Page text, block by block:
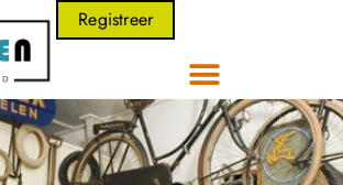
Registreer